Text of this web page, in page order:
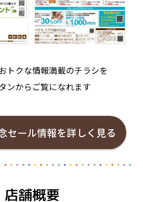
トクな情報満載のチラシを
ンからご覧になれます
セール情報を詳しく見る
店舗概要